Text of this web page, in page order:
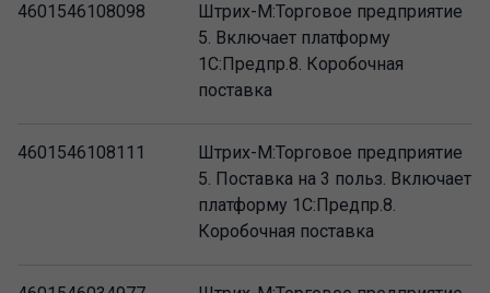
4601546108098
Штрих-М:Торговое предприятие
5. Включает платформу
1C:Предпр.8. Коробочная
поставка
4601546108111
Штрих-М:Торговое предприятие
5. Поставка на 3 польз. Включает
платформу 1C:Предпр.8.
Коробочная поставка